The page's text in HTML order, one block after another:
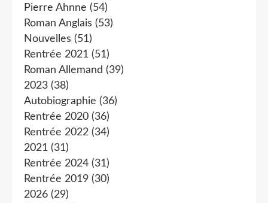
Pierre Ahnne (54)
Roman Anglais (53)
Nouvelles (51)
Rentrée 2021 (51)
Roman Allemand (39)
2023 (38)
Autobiographie (36)
Rentrée 2020 (36)
Rentrée 2022 (34)
2021 (31)
Rentrée 2024 (31)
Rentrée 2019 (30)
2026 (29)